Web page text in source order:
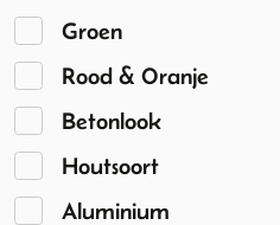
Groen
Rood & Oranje
Betonlook
Houtsoort
Aluminium